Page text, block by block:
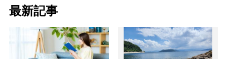
最新記事